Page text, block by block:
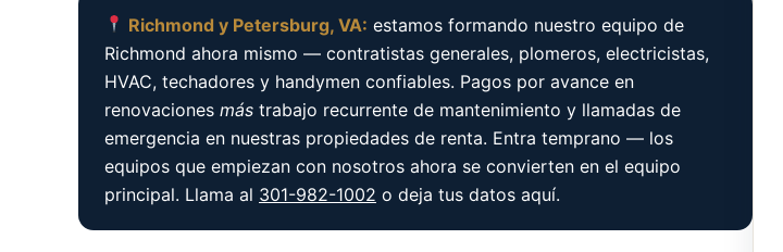
Richmond y Petersburg, VA: estamos formando nuestro equipo de
Richmond ahora mismo — contratistas generales, plomeros, electricistas,
HVAC, techadores y handymen confiables. Pagos por avance en
renovaciones más trabajo recurrente de mantenimiento y llamadas de
emergencia en nuestras propiedades de renta. Entra temprano — los
equipos que empiezan con nosotros ahora se convierten en el equipo
principal. Llama al 301-982-1002 o deja tus datos aquí.